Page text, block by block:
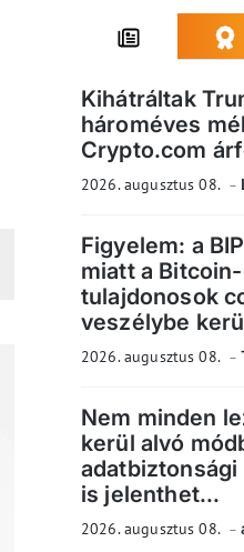
Kihátráltak
hároméves
Crypto.com
2026. augusztus 08.
Figyelem: a
miatt a Bitcoin-
tulajdonosok
veszélybe
2026. augusztus 08.
Nem minden
kerül alvó
is jelenthet...
2026. augusztus 08.